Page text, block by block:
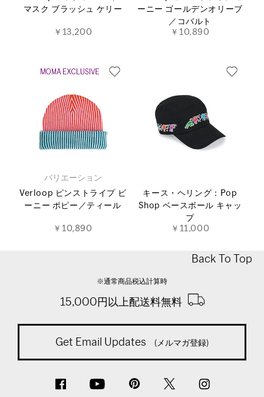
マスク ブラッシュ ケリー
￥13,200
ーニー ゴールデンオリーブ
／コバルト
￥10,890
バリエーション
Verloop ピンストライプ ビ
ーニー ポピー／ティール
￥10,890
キース・ヘリング：Pop
Shop ベースボール キャッ
プ
￥11,000
Back To Top
※通常商品税込計算時
15,000円以上配送料無料
Get Email Updates (メルマガ登録)